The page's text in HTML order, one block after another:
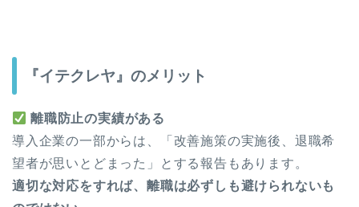
『イテクレヤ』のメリット
離職防止の実績がある
導入企業の一部からは、「改善施策の実施後、退職希
望者が思いとどまった」とする報告もあります。
適切な対応をすれば、離職は必ずしも避けられないも